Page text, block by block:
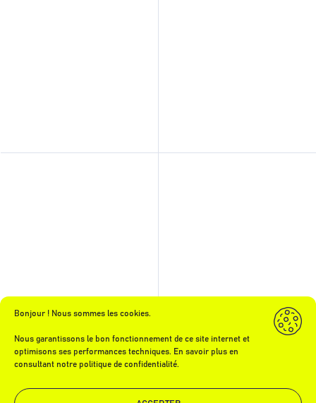
Bonjour ! Nous sommes les cookies.
Nous garantissons le bon fonctionnement de ce site internet et
optimisons ses performances techniques. En savoir plus en
consultant notre politique de confidentialité.